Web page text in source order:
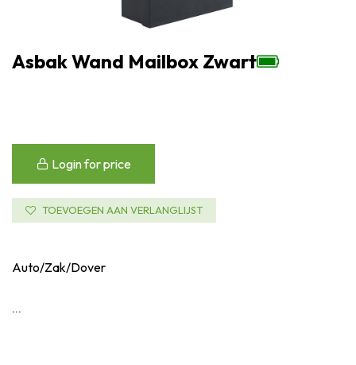
Asbak Wand Mailbox Zwart
Login for price
TOEVOEGEN AAN VERLANGLIJST
Auto/Zak/Dover
...